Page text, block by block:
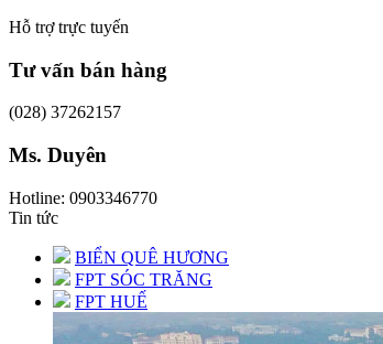
Hỗ trợ trực tuyến
Tư vấn bán hàng
(028) 37262157
Ms. Duyên
Hotline: 0903346770
Tin tức
BIỂN QUÊ HƯƠNG
FPT SÓC TRĂNG
FPT HUẾ